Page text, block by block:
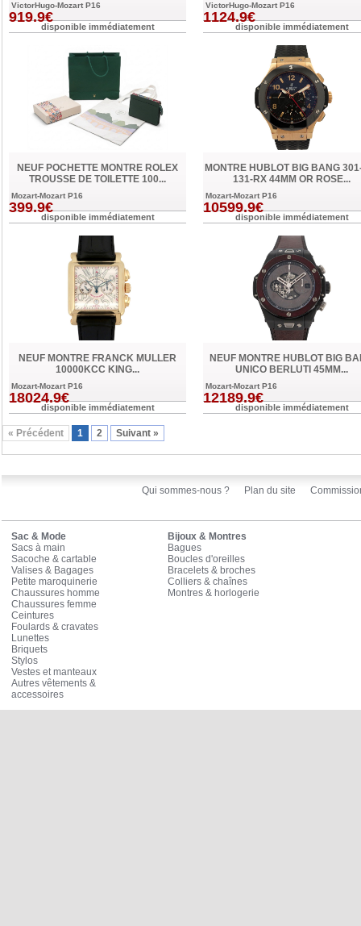
VictorHugo-Mozart P16
919.9€
disponible immédiatement
VictorHugo-Mozart P16
1124.9€
disponible immédiatement
NEUF POCHETTE MONTRE ROLEX
TROUSSE DE TOILETTE 100...
Mozart-Mozart P16
399.9€
disponible immédiatement
MONTRE HUBLOT BIG BANG
131-RX 44MM OR ROSE...
Mozart-Mozart P16
10599.9€
disponible immédiatement
NEUF MONTRE FRANCK MULLER
10000KCC KING...
Mozart-Mozart P16
18024.9€
disponible immédiatement
NEUF MONTRE HUBLOT BIG
UNICO BERLUTI 45MM...
Mozart-Mozart P16
12189.9€
disponible immédiatement
« Précédent 1 2 Suivant »
Qui sommes-nous ? Plan du site
Sac & Mode
Sacs à main
Sacoche & cartable
Valises & Bagages
Petite maroquinerie
Chaussures homme
Chaussures femme
Ceintures
Foulards & cravates
Lunettes
Briquets
Stylos
Vestes et manteaux
Autres vêtements &
accessoires
Bijoux & Montres
Bagues
Boucles d'oreilles
Bracelets & broches
Colliers & chaînes
Montres & horlogerie